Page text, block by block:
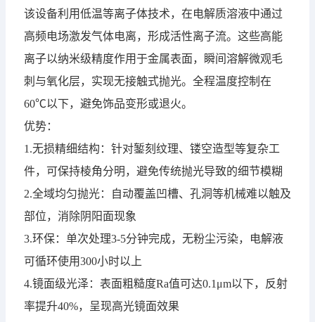
该设备利用低温等离子体技术，在电解质溶液中通过
高频电场激发气体电离，形成活性离子流。这些高能
离子以纳米级精度作用于金属表面，瞬间溶解微观毛
刺与氧化层，实现无接触式抛光。全程温度控制在
60℃以下，避免饰品变形或退火。
优势：
1.无损精细结构：针对錾刻纹理、镂空造型等复杂工
件，可保持棱角分明，避免传统抛光导致的细节模糊
2.全域均匀抛光：自动覆盖凹槽、孔洞等机械难以触及
部位，消除阴阳面现象
3.环保：单次处理3-5分钟完成，无粉尘污染，电解液
可循环使用300小时以上
4.镜面级光泽：表面粗糙度Ra值可达0.1μm以下，反射
率提升40%，呈现高光镜面效果